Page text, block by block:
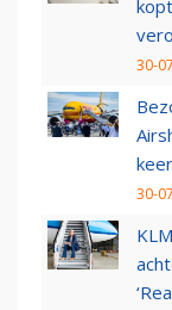
30-
keer
30-